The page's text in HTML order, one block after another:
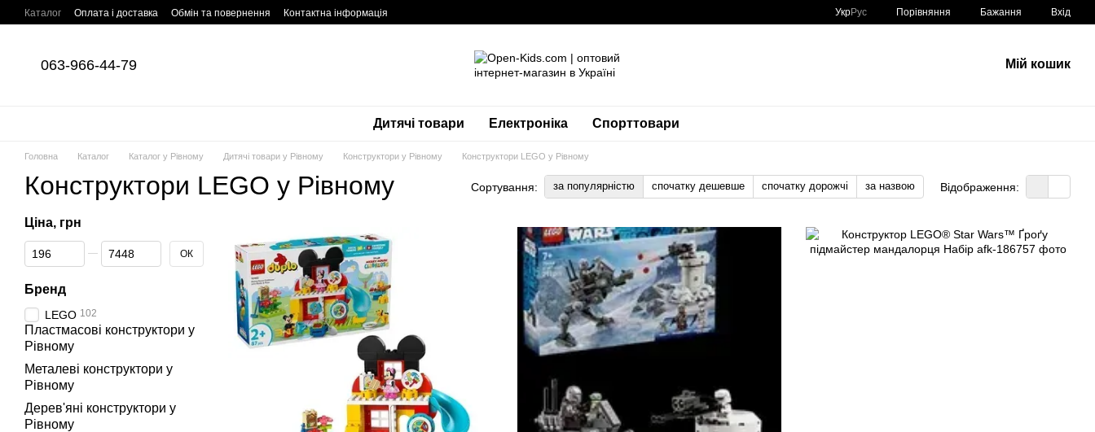
Перейти до основного контенту
Каталог Оплата і доставка Обмін та повернення Контактна інформація УкрРус Порівняння Бажання Вхід
063-966-44-79 Мій кошик
Дитячі товари Електроніка Спорттовари
Головна Каталог Каталог у Рівному Дитячі товари у Рівному Конструктори у Рівному Конструктори LEGO у Рівному
Конструктори LEGO у Рівному Сортування: за популярністю спочатку дешевше спочатку дорожчі за назвою Відображення:
Ціна, грн
Від Ціна, грн
До Ціна, грн ОК
Бренд
LEGO 102
Пластмасові конструктори у
Рівному
Металеві конструктори у
Рівному
Дерев'яні конструктори у
Рівному